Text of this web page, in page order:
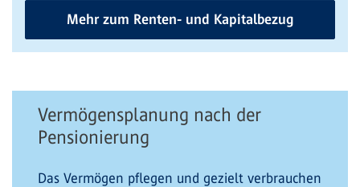
Mehr zum Renten- und Kapitalbezug
Vermögensplanung nach der
Pensionierung
Das Vermögen pflegen und gezielt verbrauchen